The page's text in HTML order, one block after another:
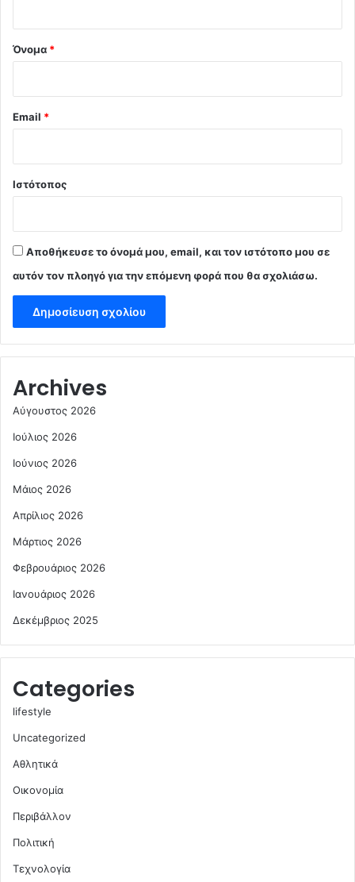
Όνομα *
Email *
Ιστότοπος
Αποθήκευσε το όνομά μου, email, και τον ιστότοπο μου σε
αυτόν τον πλοηγό για την επόμενη φορά που θα σχολιάσω.
Archives
Αύγουστος 2026
Ιούλιος 2026
Ιούνιος 2026
Μάιος 2026
Απρίλιος 2026
Μάρτιος 2026
Φεβρουάριος 2026
Ιανουάριος 2026
Δεκέμβριος 2025
Categories
lifestyle
Uncategorized
Αθλητικά
Οικονομία
Περιβάλλον
Πολιτική
Τεχνολογία